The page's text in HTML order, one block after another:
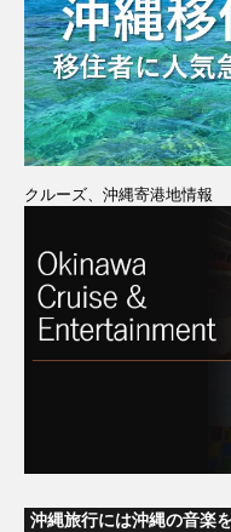
クルーズ、沖縄寄港地情報
沖縄旅行には沖縄の音楽